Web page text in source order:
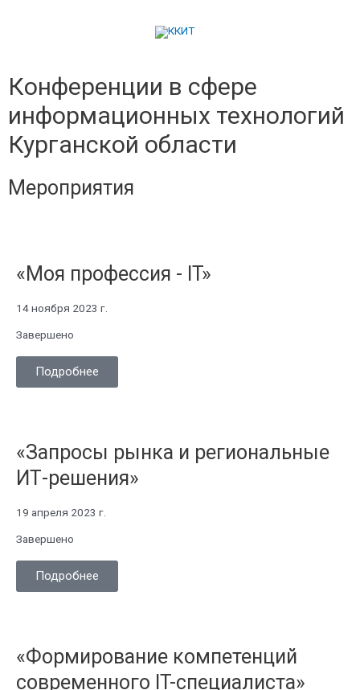
Конференции в сфере
информационных технологий
Курганской области
Мероприятия
«Моя профессия - IT»
14 ноября 2023 г.
Завершено
Подробнее
«Запросы рынка и региональные
ИТ-решения»
19 апреля 2023 г.
Завершено
Подробнее
«Формирование компетенций
современного IT-специалиста»